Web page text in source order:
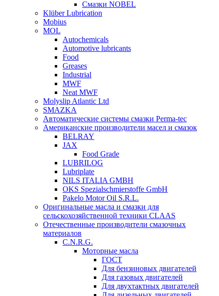
Смазки NOBEL
Klüber Lubrication
Mobius
MOL
Autochemicals
Automotive lubricants
Food
Greases
Industrial
MWF
Neat MWF
Molyslip Atlantic Ltd
SMAZKA
Автоматические системы смазки Perma-tec
Американские производители масел и смазок
BELRAY
JAX
Food Grade
LUBRILOG
Lubriplate
NILS ITALIA GMBH
OKS Spezialschmierstoffe GmbH
Pakelo Motor Oil S.R.L.
Оригинальные масла и смазки для
сельскохозяйственной техники CLAAS
Отечественные производители смазочных
материалов
C.N.R.G.
Моторные масла
ГОСТ
Для бензиновых двигателей
Для газовых двигателей
Для двухтактных двигателей